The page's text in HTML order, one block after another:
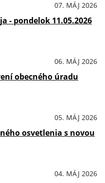
07. MÁJ 2026
- pondelok 11.05.2026
06. MÁJ 2026
obecného úradu
05. MÁJ 2026
osvetlenia s novou
04. MÁJ 2026